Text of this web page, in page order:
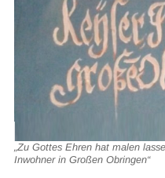
„Zu Gottes Ehren hat malen
Inwohner in Großen Obringen“